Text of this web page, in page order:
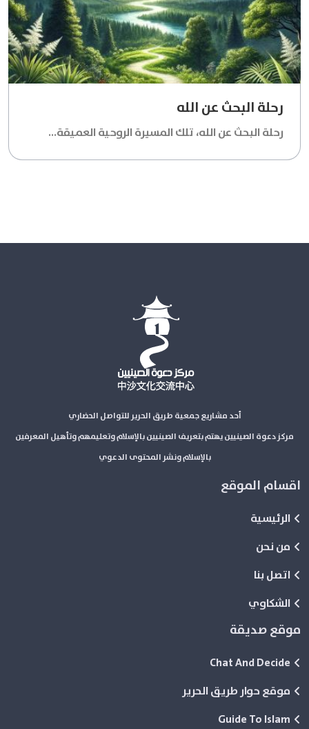
رحلة البحث عن الله
رحلة البحث عن الله، تلك المسيرة الروحية العميقة...
أحد مشاريع جمعية طريق الحرير للتواصل الحضاري
مركز دعوة الصينيين يهتم بتعريف الصينيين بالإسلام وتعليمهم وتأهيل المعرفين
بالإسلام ونشر المحتوى الدعوي
اقسام الموقع
الرئيسية
من نحن
اتصل بنا
الشكاوي
موقع صديقة
Chat And Decide
موقع حوار طريق الحرير
Guide To Islam